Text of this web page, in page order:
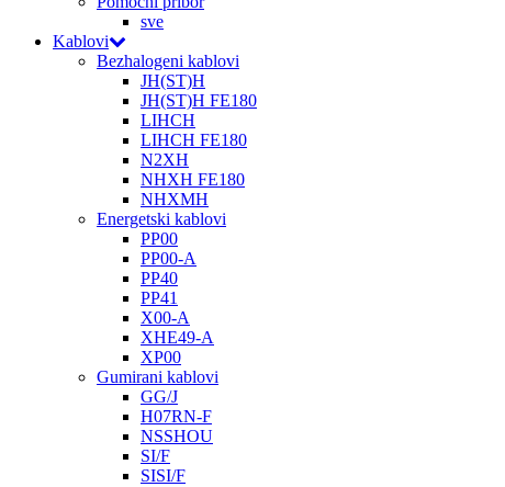
sve
Kablovi
Bezhalogeni kablovi
JH(ST)H
JH(ST)H FE180
LIHCH
LIHCH FE180
N2XH
NHXH FE180
NHXMH
Energetski kablovi
PP00
PP00-A
PP40
PP41
X00-A
XHE49-A
XP00
Gumirani kablovi
GG/J
H07RN-F
NSSHOU
SI/F
SISI/F